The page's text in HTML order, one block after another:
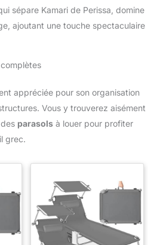
sépare Kamari de Perissa, domine
ajoutant une touche spectaculaire
appréciée pour son organisation
Vous y trouverez aisément
parasols à louer pour profiter
grec.